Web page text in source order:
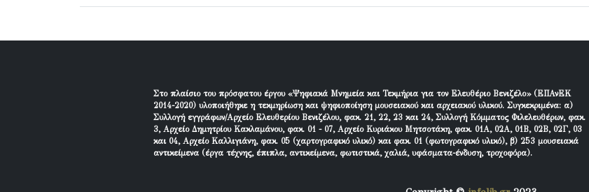
Στο πλαίσιο του πρόσφατου έργου «Ψηφιακά Μνημεία και Τεκμήρια για τον Ελευθέριο Βενιζέλο» (ΕΠΑνΕΚ
2014-2020) υλοποιήθηκε η τεκμηρίωση και ψηφιοποίηση μουσειακού και αρχειακού υλικού. Συγκεκριμένα: α)
Συλλογή εγγράφων/Αρχείο Ελευθερίου Βενιζέλου, φακ. 21, 22, 23 και 24, Συλλογή Κόμματος Φιλελευθέρων, φακ.
3, Αρχείο Δημητρίου Κακλαμάνου, φακ. 01 - 07, Αρχείο Κυριάκου Μητσοτάκη, φακ. 01Α, 02Α, 01Β, 02Β, 02Γ, 03
και 04, Αρχείο Καλλιγιάνη, φακ. 05 (χαρτογραφικό υλικό) και φακ. 01 (φωτογραφικό υλικό), β) 253 μουσειακά
αντικείμενα (έργα τέχνης, έπιπλα, αντικείμενα, φωτιστικά, χαλιά, υφάσματα-ένδυση, τροχοφόρα).